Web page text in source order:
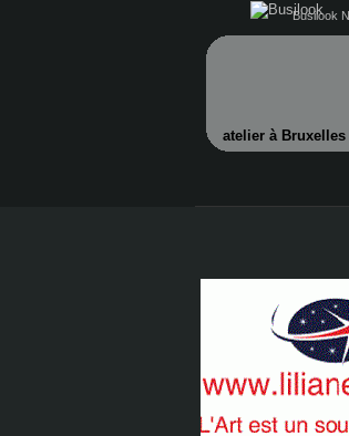
Busilook
atelier à